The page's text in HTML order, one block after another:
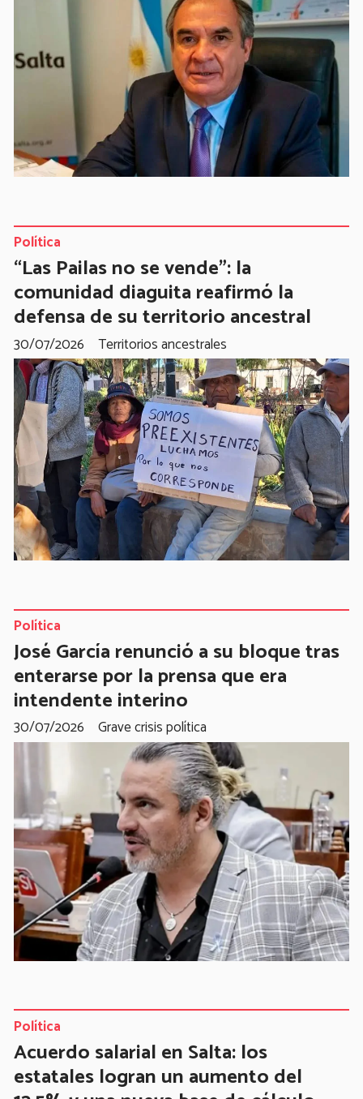
“Las Pailas no se vende”: la
comunidad diaguita reafirmó la
defensa de su territorio ancestral
Territorios ancestrales
Política
30/07/2026
José García renunció a su bloque tras
enterarse por la prensa que era
intendente interino
Grave crisis política
Política
30/07/2026
Acuerdo salarial en Salta: los
estatales logran un aumento del
Política